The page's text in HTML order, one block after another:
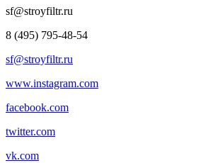
sf@stroyfiltr.ru
8 (495) 795-48-54
sf@stroyfiltr.ru
www.instagram.com
facebook.com
twitter.com
vk.com